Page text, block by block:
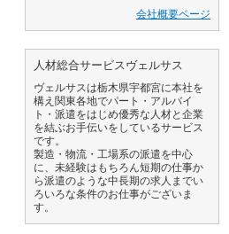
会社概要ページ
人材総合サービスヴェルサス
ヴェルサスは栃木県宇都宮に本社を
構え関東各地でパート・アルバイ
ト・派遣をはじめ優秀な人材と企業
を結ぶお手伝いをしているサービス
です。
製造・物流・工場系の派遣を中心
に、未経験はもちろん短期の仕事か
ら派遣のような中長期の求人までい
ろいろな条件のお仕事がございま
す。